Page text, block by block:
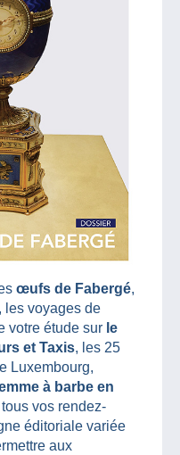
œufs de Fabergé,
, les voyages de
votre étude sur le
et Taxis, les 25
Luxembourg,
à barbe en
vos rendez-
éditoriale variée
aux